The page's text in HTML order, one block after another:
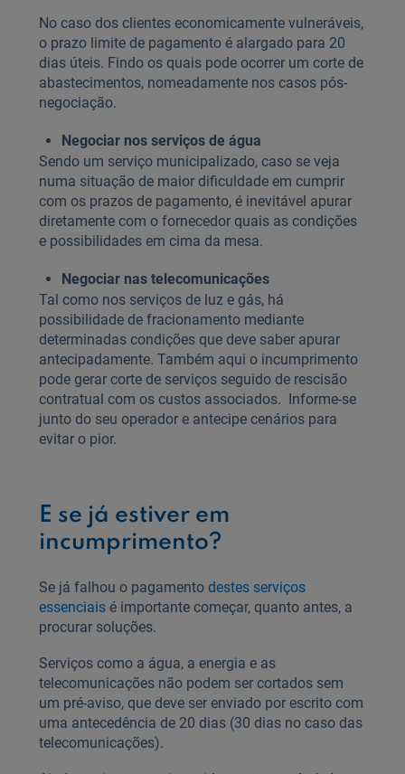
No caso dos clientes economicamente vulneráveis,
o prazo limite de pagamento é alargado para 20
dias úteis. Findo os quais pode ocorrer um corte de
abastecimentos, nomeadamente nos casos pós-
negociação.
Negociar nos serviços de água
Sendo um serviço municipalizado, caso se veja
numa situação de maior dificuldade em cumprir
com os prazos de pagamento, é inevitável apurar
diretamente com o fornecedor quais as condições
e possibilidades em cima da mesa.
Negociar nas telecomunicações
Tal como nos serviços de luz e gás, há
possibilidade de fracionamento mediante
determinadas condições que deve saber apurar
antecipadamente. Também aqui o incumprimento
pode gerar corte de serviços seguido de rescisão
contratual com os custos associados. Informe-se
junto do seu operador e antecipe cenários para
evitar o pior.
E se já estiver em
incumprimento?
Se já falhou o pagamento destes serviços
essenciaisé importante começar, quanto antes, a
procurar soluções.
Serviços como a água, a energia e as
telecomunicações não podem ser cortados sem
um pré-aviso, que deve ser enviado por escrito com
uma antecedência de 20 dias (30 dias no caso das
telecomunicações).